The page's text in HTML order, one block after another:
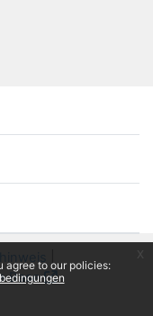
agree to our policies:
Base